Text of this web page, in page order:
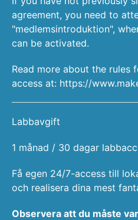
agreement, you need to
"medlemsintroduktion",
can be activated.
Read more about the rules
access at: https://
Labbavgift
1 månad / 30 dagar
Få egen 24/7-access till
och realisera dina mest
Observera att du måste